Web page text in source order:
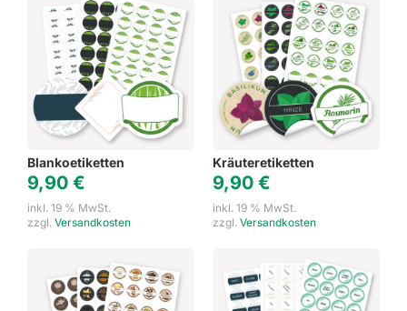
Blankoetiketten
9,90 €
inkl. 19 % MwSt.
zzgl. Versandkosten
Kräuteretiketten
9,90 €
inkl. 19 % MwSt.
zzgl. Versandkosten